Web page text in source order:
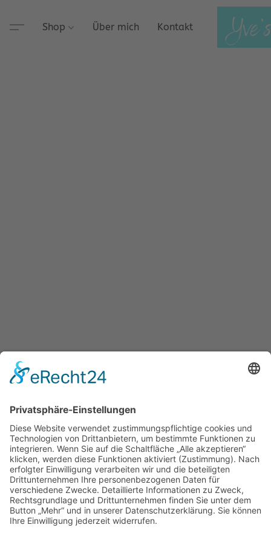
Shop Über mich Kontakt